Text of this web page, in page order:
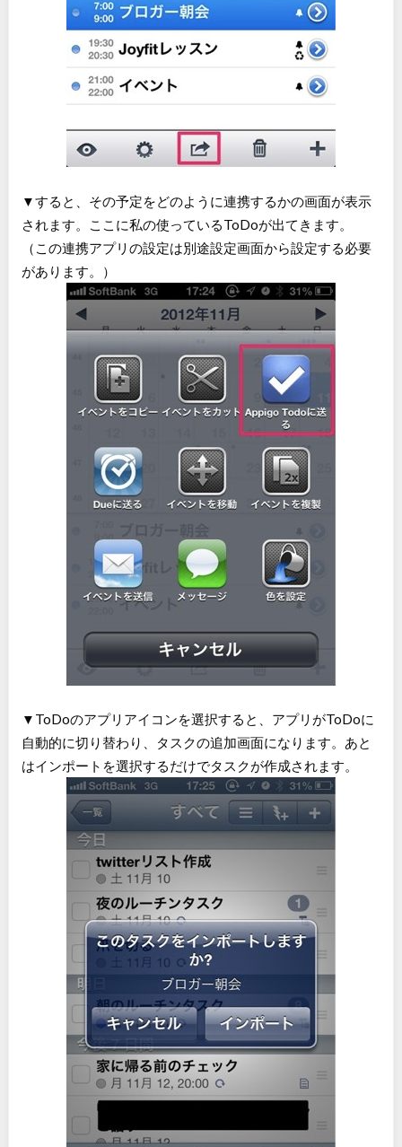
▼すると、その予定をどのように連携するかの画面が表示
されます。ここに私の使っているToDoが出てきます。
（この連携アプリの設定は別途設定画面から設定する必要
があります。）
▼ToDoのアプリアイコンを選択すると、アプリがToDoに
自動的に切り替わり、タスクの追加画面になります。あと
はインポートを選択するだけでタスクが作成されます。